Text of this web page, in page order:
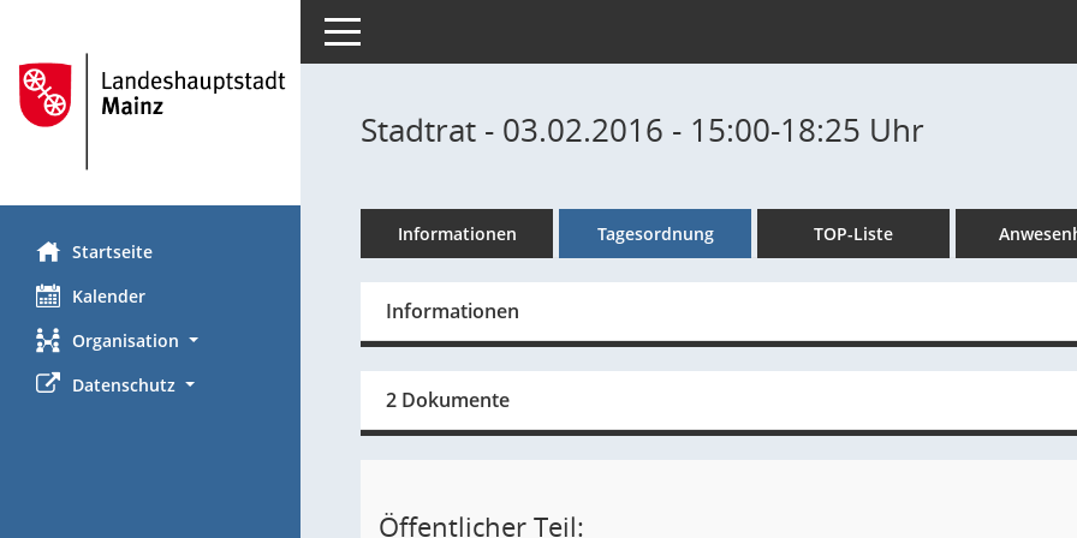
Startseite
Kalender
Organisation
Datenschutz
Toggle navigation
Stadtrat - 03.02.2016 - 15:00-18:25 Uhr
Informationen Tagesordnung TOP-Liste
Informationen
2 Dokumente
Öffentlicher Teil: